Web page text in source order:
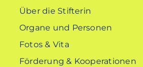
Über die Stifterin
Organe und Personen
Fotos & Vita
Förderung & Kooperationen